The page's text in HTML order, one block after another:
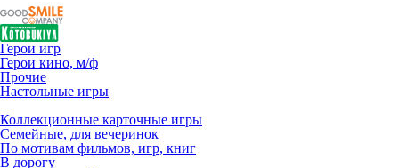
Герои игр
Герои кино, м/ф
Прочие
Настольные игры
Коллекционные карточные игры
Семейные, для вечеринок
По мотивам фильмов, игр, книг
В дорогу